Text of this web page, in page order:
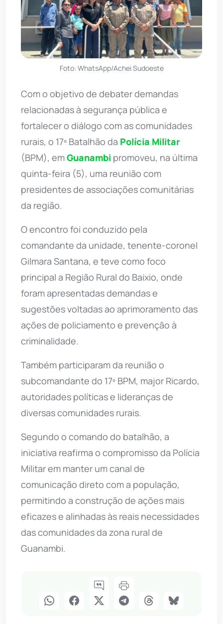
Foto: WhatsApp/Achei Sudoeste
Com o objetivo de debater demandas
relacionadas à segurança pública e
fortalecer o diálogo com as comunidades
rurais, o 17º Batalhão da Polícia Militar
(BPM), emGuanambi promoveu, na última
quinta-feira (5), uma reunião com
presidentes de associações comunitárias
da região.
O encontro foi conduzido pela
comandante da unidade, tenente-coronel
Gilmara Santana, e teve como foco
principal a Região Rural do Baixio, onde
foram apresentadas demandas e
sugestões voltadas ao aprimoramento das
ações de policiamento e prevenção à
criminalidade.
Também participaram da reunião o
subcomandante do 17º BPM, major Ricardo,
autoridades políticas e lideranças de
diversas comunidades rurais.
Segundo o comando do batalhão, a
iniciativa reafirma o compromisso da Polícia
Militar em manter um canal de
comunicação direto com a população,
permitindo a construção de ações mais
eficazes e alinhadas às reais necessidades
das comunidades da zona rural de
Guanambi.